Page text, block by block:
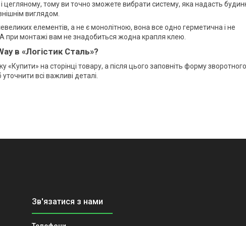
цегляному, тому ви точно зможете вибрати систему, яка надасть
виглядом.
елементів, а не є монолітною, вона все одно герметична і не
А при монтажі вам не знадобиться жодна крапля клею.
в «Логістик Сталь»?
«Купити» на сторінці товару, а після цього заповніть форму зворотного
всі важливі деталі.